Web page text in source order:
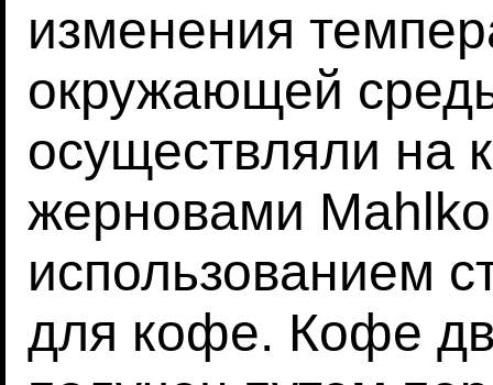
изменения
окружающей
осуществляли на
жерновами
использованием
для кофе. Кофе